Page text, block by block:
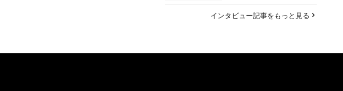
インタビュー記事をもっと見る